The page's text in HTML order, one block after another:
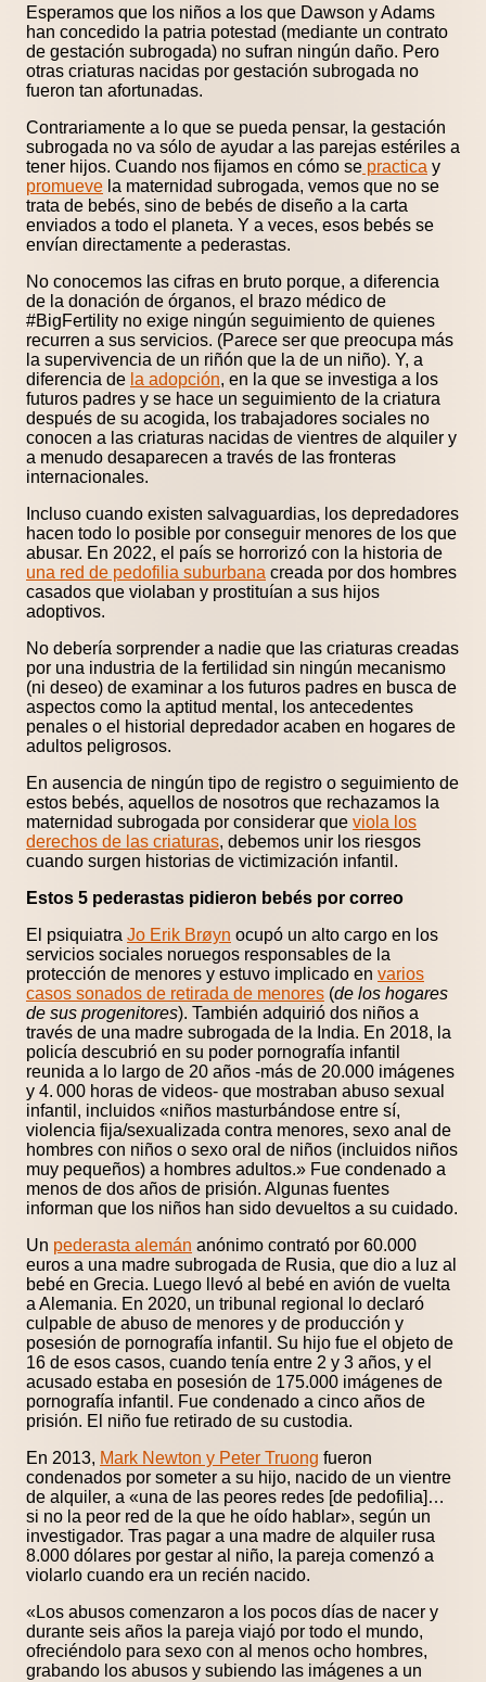
Esperamos que los niños a los que Dawson y Adams
han concedido la patria potestad (mediante un contrato
de gestación subrogada) no sufran ningún daño. Pero
otras criaturas nacidas por gestación subrogada no
fueron tan afortunadas.
Contrariamente a lo que se pueda pensar, la gestación
subrogada no va sólo de ayudar a las parejas estériles a
tener hijos. Cuando nos fijamos en cómo se practica y
promueve la maternidad subrogada, vemos que no se
trata de bebés, sino de bebés de diseño a la carta
enviados a todo el planeta. Y a veces, esos bebés se
envían directamente a pederastas.
No conocemos las cifras en bruto porque, a diferencia
de la donación de órganos, el brazo médico de
#BigFertility no exige ningún seguimiento de quienes
recurren a sus servicios. (Parece ser que preocupa más
la supervivencia de un riñón que la de un niño). Y, a
diferencia de la adopción, en la que se investiga a los
futuros padres y se hace un seguimiento de la criatura
después de su acogida, los trabajadores sociales no
conocen a las criaturas nacidas de vientres de alquiler y
a menudo desaparecen a través de las fronteras
internacionales.
Incluso cuando existen salvaguardias, los depredadores
hacen todo lo posible por conseguir menores de los que
abusar. En 2022, el país se horrorizó con la historia de
una red de pedofilia suburbana creada por dos hombres
casados que violaban y prostituían a sus hijos
adoptivos.
No debería sorprender a nadie que las criaturas creadas
por una industria de la fertilidad sin ningún mecanismo
(ni deseo) de examinar a los futuros padres en busca de
aspectos como la aptitud mental, los antecedentes
penales o el historial depredador acaben en hogares de
adultos peligrosos.
En ausencia de ningún tipo de registro o seguimiento de
estos bebés, aquellos de nosotros que rechazamos la
maternidad subrogada por considerar que viola los
derechos de las criaturas, debemos unir los riesgos
cuando surgen historias de victimización infantil.
Estos 5 pederastas pidieron bebés por correo
El psiquiatra Jo Erik Brøyn ocupó un alto cargo en los
servicios sociales noruegos responsables de la
protección de menores y estuvo implicado en varios
casos sonados de retirada de menores (de los hogares
de sus progenitores). También adquirió dos niños a
través de una madre subrogada de la India. En 2018, la
policía descubrió en su poder pornografía infantil
reunida a lo largo de 20 años -más de 20.000 imágenes
y 4. 000 horas de videos- que mostraban abuso sexual
infantil, incluidos «niños masturbándose entre sí,
violencia fija/sexualizada contra menores, sexo anal de
hombres con niños o sexo oral de niños (incluidos niños
muy pequeños) a hombres adultos.» Fue condenado a
menos de dos años de prisión. Algunas fuentes
informan que los niños han sido devueltos a su cuidado.
Un pederasta alemán anónimo contrató por 60.000
euros a una madre subrogada de Rusia, que dio a luz al
bebé en Grecia. Luego llevó al bebé en avión de vuelta
a Alemania. En 2020, un tribunal regional lo declaró
culpable de abuso de menores y de producción y
posesión de pornografía infantil. Su hijo fue el objeto de
16 de esos casos, cuando tenía entre 2 y 3 años, y el
acusado estaba en posesión de 175.000 imágenes de
pornografía infantil. Fue condenado a cinco años de
prisión. El niño fue retirado de su custodia.
En 2013, Mark Newton y Peter Truong fueron
condenados por someter a su hijo, nacido de un vientre
de alquiler, a «una de las peores redes [de pedofilia]…
si no la peor red de la que he oído hablar», según un
investigador. Tras pagar a una madre de alquiler rusa
8.000 dólares por gestar al niño, la pareja comenzó a
violarlo cuando era un recién nacido.
«Los abusos comenzaron a los pocos días de nacer y
durante seis años la pareja viajó por todo el mundo,
ofreciéndolo para sexo con al menos ocho hombres,
grabando los abusos y subiendo las imágenes a un